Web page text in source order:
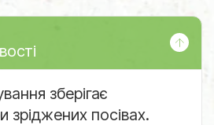
зберігає
зріджених посівах.